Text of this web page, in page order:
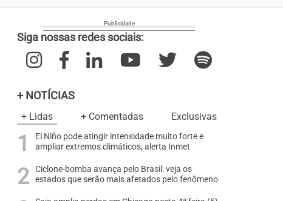
Siga nossas redes sociais:
+ NOTÍCIAS
+ Lidas + Comentadas Exclusivas
El Niño pode atingir intensidade muito forte e
ampliar extremos climáticos, alerta Inmet
Ciclone-bomba avança pelo Brasil: veja os
estados que serão mais afetados pelo fenômeno